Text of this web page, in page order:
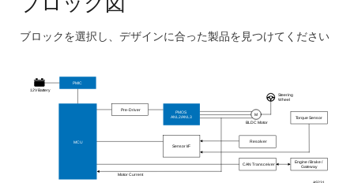
ブロックを選択し、デザインに合った製品を見つけてください
interactive
block
12V Battery
Motor Current
BLDC Motor
Steering
Wheel
PMIC
MCU
Pre-Driver PMOS
ANL2/ANL3 M
Sensor I/F
Resolver
CAN Transceiver Engine / Brake /
Gateway
Torque Sensor